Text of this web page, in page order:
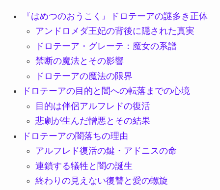
『はめつのおうこく』ドロテーアの謎多き正体
アンドロメダ王妃の背後に隠された真実
ドロテーア・グレーテ：魔女の系譜
禁断の魔法とその影響
ドロテーアの魔法の限界
ドロテーアの目的と闇への転落までの心境
目的は伴侶アルフレドの復活
悲劇が生んだ憎悪とその結果
ドロテーアの闇落ちの理由
アルフレド復活の鍵・アドニスの命
連鎖する犠牲と闇の誕生
終わりの見えない復讐と愛の螺旋